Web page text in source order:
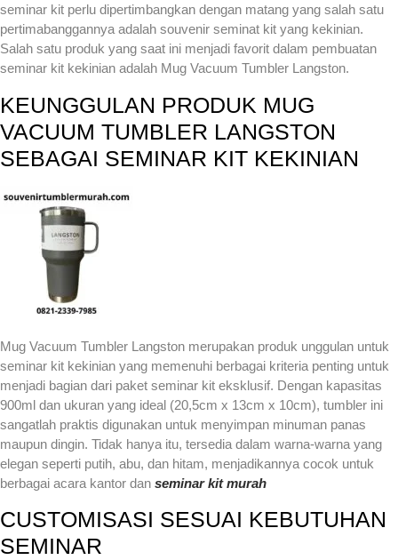
seminar kit perlu dipertimbangkan dengan matang yang salah satu
pertimabanggannya adalah souvenir seminat kit yang kekinian.
Salah satu produk yang saat ini menjadi favorit dalam pembuatan
seminar kit kekinian adalah Mug Vacuum Tumbler Langston.
KEUNGGULAN PRODUK MUG
VACUUM TUMBLER LANGSTON
SEBAGAI SEMINAR KIT KEKINIAN
Mug Vacuum Tumbler Langston merupakan produk unggulan untuk
seminar kit kekinian yang memenuhi berbagai kriteria penting untuk
menjadi bagian dari paket seminar kit eksklusif. Dengan kapasitas
900ml dan ukuran yang ideal (20,5cm x 13cm x 10cm), tumbler ini
sangatlah praktis digunakan untuk menyimpan minuman panas
maupun dingin. Tidak hanya itu, tersedia dalam warna-warna yang
elegan seperti putih, abu, dan hitam, menjadikannya cocok untuk
berbagai acara kantor dan seminar kit murah
CUSTOMISASI SESUAI KEBUTUHAN
SEMINAR